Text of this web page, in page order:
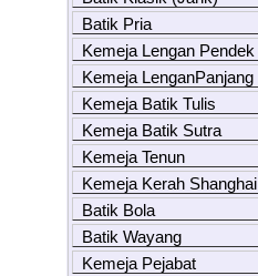
Batik Pria
Kemeja Lengan Pendek
Kemeja LenganPanjang
Kemeja Batik Tulis
Kemeja Batik Sutra
Kemeja Tenun
Kemeja Kerah Shanghai
Batik Bola
Batik Wayang
Kemeja Pejabat